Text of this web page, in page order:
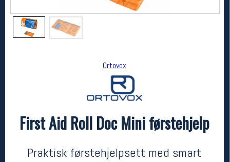
Ortovox
First Aid Roll Doc Mini førstehjelp
Praktisk førstehjelpsett med smart
Ortovox
549,- MEDLEM:411,-